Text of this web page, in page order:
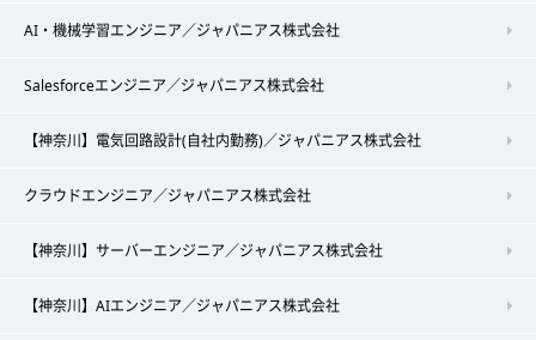
AI・機械学習エンジニア／ジャパニアス株式会社
Salesforceエンジニア／ジャパニアス株式会社
【神奈川】電気回路設計(自社内勤務)／ジャパニアス株式会社
クラウドエンジニア／ジャパニアス株式会社
【神奈川】サーバーエンジニア／ジャパニアス株式会社
【神奈川】AIエンジニア／ジャパニアス株式会社